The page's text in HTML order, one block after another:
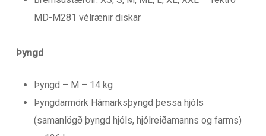
MD-M281 vélrænir diskar
Þyngd
Þyngd – M – 14 kg
Þyngdarmörk Hámarksþyngd þessa hjóls
(samanlögð þyngd hjóls, hjólreiðamanns og farms)